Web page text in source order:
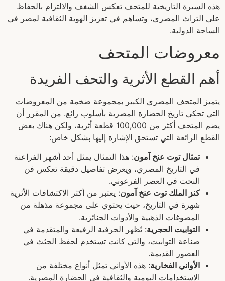
هذه السيرة التاريخية للمتحف تعكس الشغف والالتزام بالحفاظ
على التراث المصري، وتساهم في تعزيز الهوية الثقافية لمصر في
الساحة الدولية.
معروضات المتحف
أهم القطع الأثرية والتحف الفريدة
يتميز المتحف المصري الكبير بمجموعة ضخمة من المعروضات
التي تحكي تاريخ الحضارة المصرية بأسلوب رائع. من المقرر أن
يضم المتحف أكثر من 100,000 قطعة أثرية، ولكن هناك بعض
القطع الرائعة التي تستحق الإشارة إليها بشكل خاص:
تمثال توت عنخ آمون: هذا التمثال يمثل أحد أشهر الفراعنة
في التاريخ المصري، ويعرض تفاصيل دقيقة تعكس فن
النحت في العصر الفرعوني.
كنز الملك توت عنخ آمون: يعتبر من أكثر الاكتشافات الأثرية
شهرة في التاريخ، حيث يحتوي على مجموعة مذهلة من
المصوغات الذهبية والأدوات الجنائزية.
التوابيت الحجرية: تُظهر الحرفية الرفيعة والمتقدمة في
صناعة التوابيت، والتي كانت تستخدم لحفظ الجثث في
العصور القديمة.
الأواني الفخارية: هذه الأواني تمثل أنواع مختلفة من
الاستخدامات اليومية والثقافية في الحضارة المصرية.